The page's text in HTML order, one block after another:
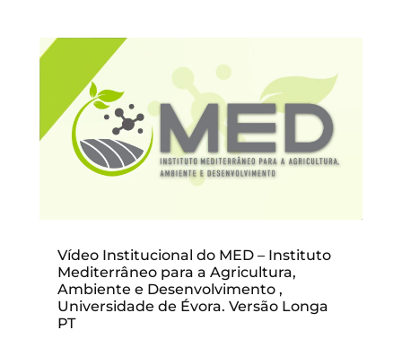
Vídeo Institucional do MED – Instituto
Mediterrâneo para a Agricultura,
Ambiente e Desenvolvimento ,
Universidade de Évora. Versão Longa
PT